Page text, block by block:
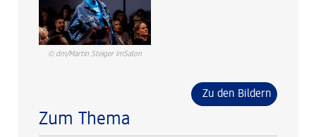
© dm/Martin Steiger imSalon
Zu den Bildern
Zum Thema